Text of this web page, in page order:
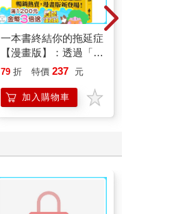
一本書終結你的拖延症
【漫畫版】：透過「小
行動」打開大腦的行動
「行動派」的37個科
學方法
79 折 特價 237 元
加入購物車